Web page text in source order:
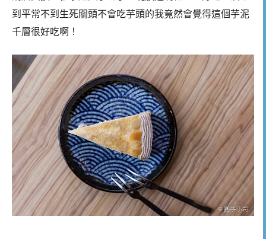
到平常不到生死關頭不會吃芋頭的我竟然會覺得這個芋泥
千層很好吃啊！